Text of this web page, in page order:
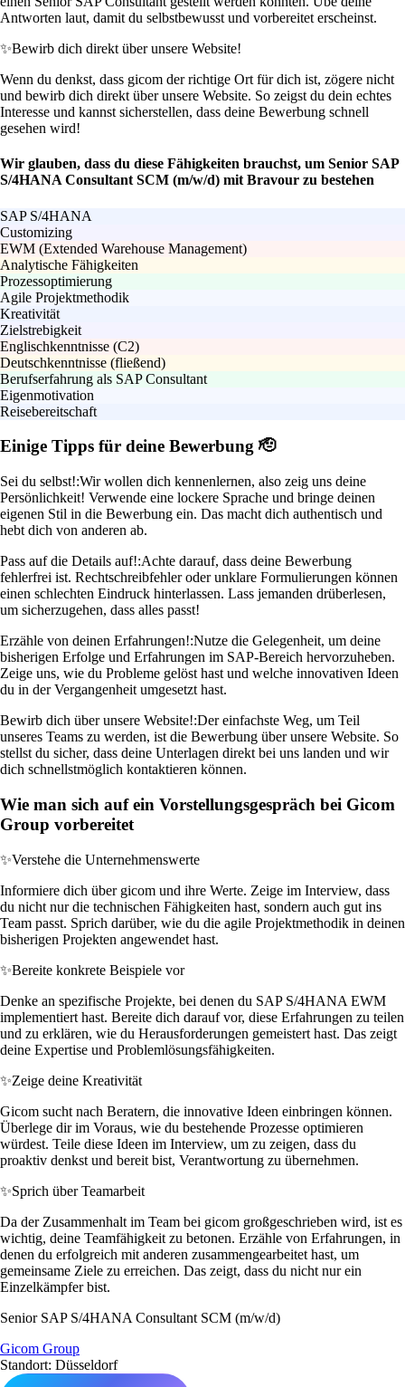
Antworten laut, damit du selbstbewusst und vorbereitet erscheinst.
✨Bewirb dich direkt über unsere Website!
Wenn du denkst, dass gicom der richtige Ort für dich ist, zögere nicht
und bewirb dich direkt über unsere Website. So zeigst du dein echtes
Interesse und kannst sicherstellen, dass deine Bewerbung schnell
gesehen wird!
Wir glauben, dass du diese Fähigkeiten brauchst, um Senior SAP
S/4HANA Consultant SCM (m/w/d) mit Bravour zu bestehen
SAP S/4HANA
Customizing
EWM (Extended Warehouse Management)
Analytische Fähigkeiten
Prozessoptimierung
Agile Projektmethodik
Kreativität
Zielstrebigkeit
Englischkenntnisse (C2)
Deutschkenntnisse (fließend)
Berufserfahrung als SAP Consultant
Eigenmotivation
Reisebereitschaft
Einige Tipps für deine Bewerbung 🫡
Sei du selbst!:Wir wollen dich kennenlernen, also zeig uns deine
Persönlichkeit! Verwende eine lockere Sprache und bringe deinen
eigenen Stil in die Bewerbung ein. Das macht dich authentisch und
hebt dich von anderen ab.
Pass auf die Details auf!:Achte darauf, dass deine Bewerbung
fehlerfrei ist. Rechtschreibfehler oder unklare Formulierungen können
einen schlechten Eindruck hinterlassen. Lass jemanden drüberlesen,
um sicherzugehen, dass alles passt!
Erzähle von deinen Erfahrungen!:Nutze die Gelegenheit, um deine
bisherigen Erfolge und Erfahrungen im SAP-Bereich hervorzuheben.
Zeige uns, wie du Probleme gelöst hast und welche innovativen Ideen
du in der Vergangenheit umgesetzt hast.
Bewirb dich über unsere Website!:Der einfachste Weg, um Teil
unseres Teams zu werden, ist die Bewerbung über unsere Website. So
stellst du sicher, dass deine Unterlagen direkt bei uns landen und wir
dich schnellstmöglich kontaktieren können.
Wie man sich auf ein Vorstellungsgespräch bei Gicom
Group vorbereitet
✨Verstehe die Unternehmenswerte
Informiere dich über gicom und ihre Werte. Zeige im Interview, dass
du nicht nur die technischen Fähigkeiten hast, sondern auch gut ins
Team passt. Sprich darüber, wie du die agile Projektmethodik in deinen
bisherigen Projekten angewendet hast.
✨Bereite konkrete Beispiele vor
Denke an spezifische Projekte, bei denen du SAP S/4HANA EWM
implementiert hast. Bereite dich darauf vor, diese Erfahrungen zu teilen
und zu erklären, wie du Herausforderungen gemeistert hast. Das zeigt
deine Expertise und Problemlösungsfähigkeiten.
✨Zeige deine Kreativität
Gicom sucht nach Beratern, die innovative Ideen einbringen können.
Überlege dir im Voraus, wie du bestehende Prozesse optimieren
würdest. Teile diese Ideen im Interview, um zu zeigen, dass du
proaktiv denkst und bereit bist, Verantwortung zu übernehmen.
✨Sprich über Teamarbeit
Da der Zusammenhalt im Team bei gicom großgeschrieben wird, ist es
wichtig, deine Teamfähigkeit zu betonen. Erzähle von Erfahrungen, in
denen du erfolgreich mit anderen zusammengearbeitet hast, um
gemeinsame Ziele zu erreichen. Das zeigt, dass du nicht nur ein
Einzelkämpfer bist.
Senior SAP S/4HANA Consultant SCM (m/w/d)
Gicom Group
Standort: Düsseldorf